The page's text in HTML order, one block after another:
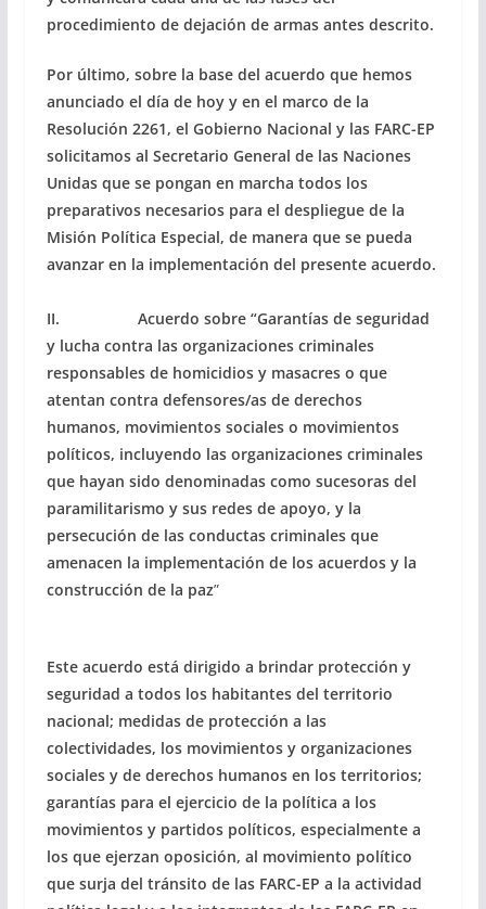
procedimiento de dejación de armas antes descrito.
Por último, sobre la base del acuerdo que hemos
anunciado el día de hoy y en el marco de la
Resolución 2261, el Gobierno Nacional y las FARC-EP
solicitamos al Secretario General de las Naciones
Unidas que se pongan en marcha todos los
preparativos necesarios para el despliegue de la
Misión Política Especial, de manera que se pueda
avanzar en la implementación del presente acuerdo.
II. Acuerdo sobre “Garantías de seguridad
y lucha contra las organizaciones criminales
responsables de homicidios y masacres o que
atentan contra defensores/as de derechos
humanos, movimientos sociales o movimientos
políticos, incluyendo las organizaciones criminales
que hayan sido denominadas como sucesoras del
paramilitarismo y sus redes de apoyo, y la
persecución de las conductas criminales que
amenacen la implementación de los acuerdos y la
construcción de la paz”
Este acuerdo está dirigido a brindar protección y
seguridad a todos los habitantes del territorio
nacional; medidas de protección a las
colectividades, los movimientos y organizaciones
sociales y de derechos humanos en los territorios;
garantías para el ejercicio de la política a los
movimientos y partidos políticos, especialmente a
los que ejerzan oposición, al movimiento político
que surja del tránsito de las FARC-EP a la actividad